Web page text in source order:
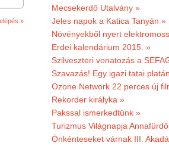
Mecsekerdő Utalvány »
Jeles napok a Katica Tanyán »
Növényekből nyert
Erdei kalendárium 2015. »
Szilveszteri vonatozás a
Szavazás! Egy igazi tatai
Ozone Network 22 perces új
Rekorder királyka »
Pakssal ismerkedtünk »
Turizmus Világnapja
Önkénteseket várnak III.